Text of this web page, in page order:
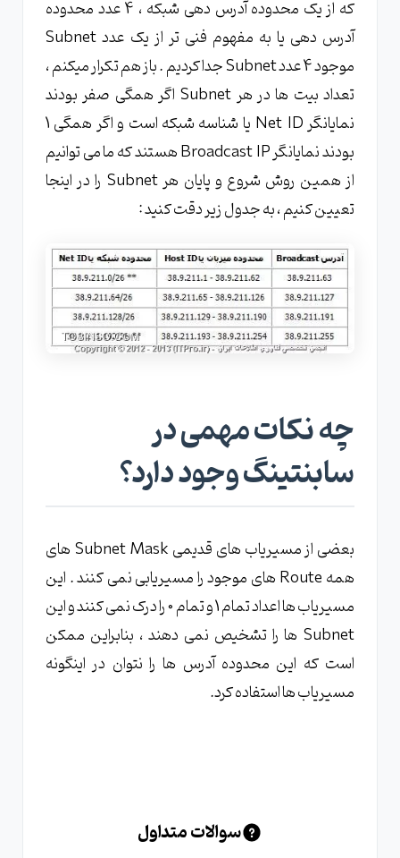
که از یک محدوده آدرس دهی شبکه ، 4 عدد محدوده
آدرس دهی یا به مفهوم فنی تر از یک عدد Subnet
موجود 4 عدد Subnet جدا کردیم . باز هم تکرار میکنم ،
تعداد بیت ها در هر Subnet اگر همگی صفر بودند
نمایانگر Net ID یا شناسه شبکه است و اگر همگی 1
بودند نمایانگر Broadcast IP هستند که ما می توانیم
از همین روش شروع و پایان هر Subnet را در اینجا
تعیین کنیم ، به جدول زیر دقت کنید :
چه نکات مهمی در
سابنتینگ وجود دارد؟
بعضی از مسیریاب های قدیمی Subnet Mask های
همه Route های موجود را مسیریابی نمی کنند . این
مسیریاب ها اعداد تمام 1 و تمام 0 را درک نمی کنند و این
Subnet ها را تشخیص نمی دهند ، بنابراین ممکن
است که این محدوده آدرس ها را نتوان در اینگونه
مسیریاب ها استفاده کرد.
سوالات متداول